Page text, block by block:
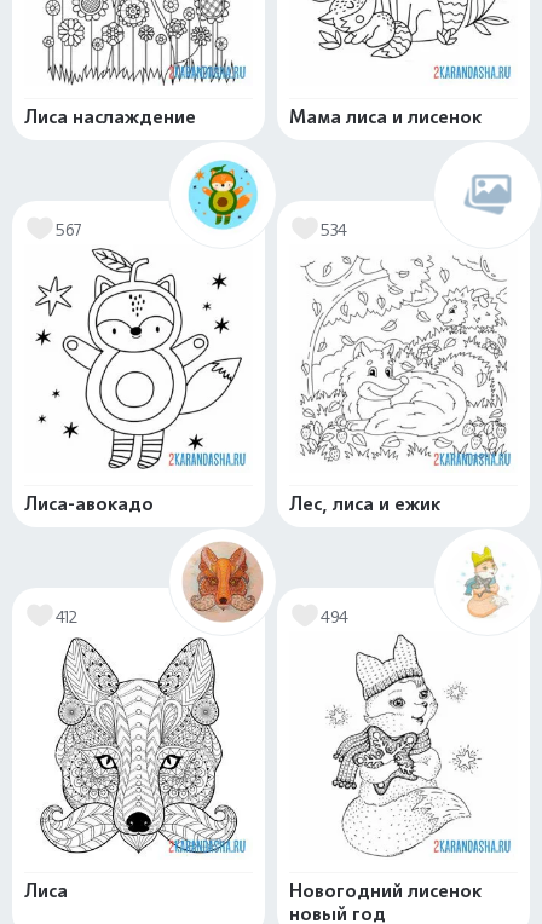
Лиса наслаждение Мама лиса и лисенок
567
Лиса-авокадо
534
Лес, лиса и ежик
412
Лиса
494
Новогодний лисенок
новый год